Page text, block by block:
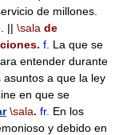
de millones.
|| \sala de
f. La que se
entender durante
a que la ley
en que se
\sala. fr. En los
y debido en